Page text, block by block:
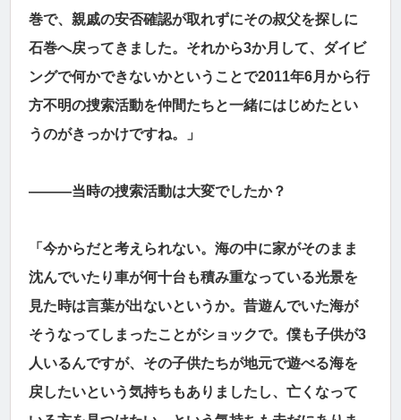
巻で、親戚の安否確認が取れずにその叔父を探しに
石巻へ戻ってきました。それから3か月して、ダイビ
ングで何かできないかということで2011年6月から行
方不明の捜索活動を仲間たちと一緒にはじめたとい
うのがきっかけですね。」
―――当時の捜索活動は大変でしたか？
「今からだと考えられない。海の中に家がそのまま
沈んでいたり車が何十台も積み重なっている光景を
見た時は言葉が出ないというか。昔遊んでいた海が
そうなってしまったことがショックで。僕も子供が3
人いるんですが、その子供たちが地元で遊べる海を
戻したいという気持ちもありましたし、亡くなって